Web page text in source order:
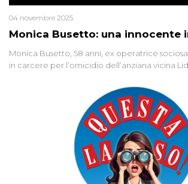
Monica Busetto: una innocente
04 novembre 2025
Monica Busetto, 58 anni, ex operatrice
in carcere per l’omicidio dell’anziana vicina
minuscola su una collanina, Monica si
2015 un’altra donna confessa lo stesso delitto,
colpevoli per un solo omicidio: errore